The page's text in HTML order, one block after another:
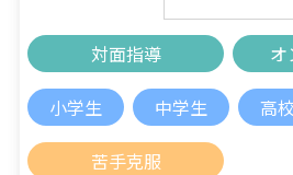
対面指導
小学生 中学生 高
苦手克服